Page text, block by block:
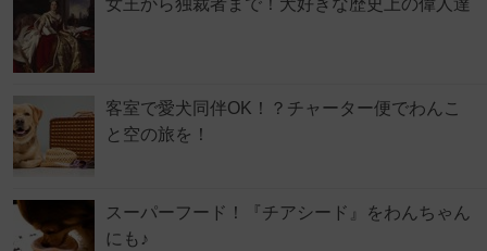
女王から独裁者まで！犬好きな歴史上の偉人達
客室で愛犬同伴OK！？チャーター便でわんこ
と空の旅を！
スーパーフード！『チアシード』をわんちゃん
にも♪